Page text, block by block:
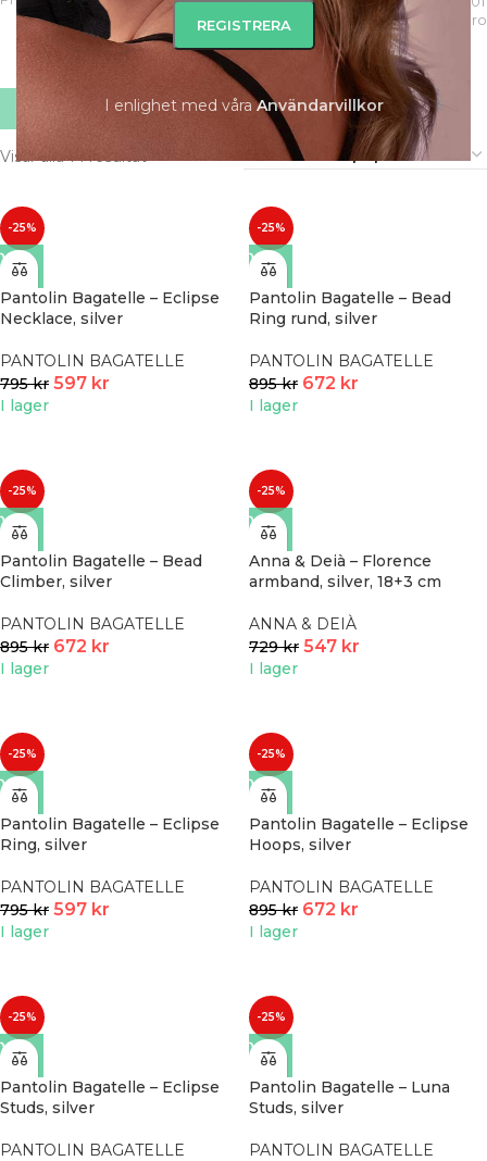
I enlighet med våraAnvändarvillkor
Produkter
FILTRERA
Visar alla 14 resultat
-25%
Pantolin Bagatelle – Eclipse
Necklace, silver
PANTOLIN BAGATELLE
795kr 597 kr
I lager
-25%
Pantolin Bagatelle – Bead
Ring rund, silver
PANTOLIN BAGATELLE
895kr 672 kr
I lager
-25%
Pantolin Bagatelle – Bead
Climber, silver
PANTOLIN BAGATELLE
895kr 672 kr
I lager
-25%
Anna & Deià – Florence
armband, silver, 18+3 cm
ANNA & DEIÀ
729kr 547 kr
I lager
-25%
Pantolin Bagatelle – Eclipse
Ring, silver
PANTOLIN BAGATELLE
795kr 597 kr
I lager
-25%
Pantolin Bagatelle – Eclipse
Hoops, silver
PANTOLIN BAGATELLE
895kr 672 kr
I lager
-25%
Pantolin Bagatelle – Eclipse
Studs, silver
PANTOLIN BAGATELLE
-25%
Pantolin Bagatelle – Luna
Studs, silver
PANTOLIN BAGATELLE